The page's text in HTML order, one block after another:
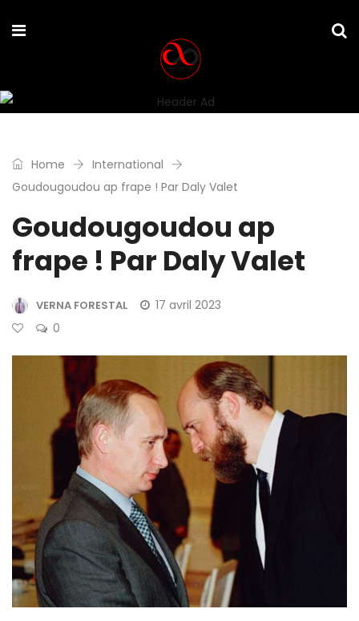
Home
International
Goudougoudou ap frape ! Par Daly Valet
Goudougoudou ap
frape ! Par Daly Valet
VERNA FORESTAL
17 avril 2023
0